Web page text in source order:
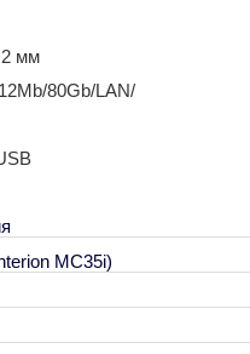
2 мм
80Gb/LAN/
MC35i)